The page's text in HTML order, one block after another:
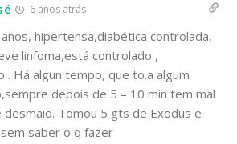
6 anos atrás
hipertensa,diabética controlada,
linfoma,está controlado ,
. Há algun tempo, que to.a algum
depois de 5 – 10 min tem mal
Tomou 5 gts de Exodus e
saber o q fazer